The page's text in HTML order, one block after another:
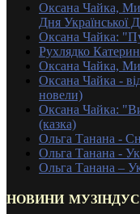
Оксана Чайка,
Дня Української
Оксана Чайка:
Рухлядко
Оксана Чайка,
Оксана Чайка -
новели)
Оксана Чайка:
(казка)
Ольга Танана -
Ольга Танана -
Ольга Танана –
НОВИНИ